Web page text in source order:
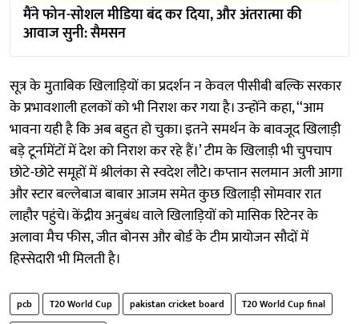
मैंने फोन-सोशल मीडिया बंद कर दिया, और अंतरात्मा की
आवाज सुनी: सैमसन
सूत्र के मुताबिक खिलाड़ियों का प्रदर्शन न केवल पीसीबी बल्कि सरकार
के प्रभावशाली हलकों को भी निराश कर गया है। उन्होंने कहा, ‘‘आम
भावना यही है कि अब बहुत हो चुका। इतने समर्थन के बावजूद खिलाड़ी
बड़े टूर्नामेंटों में देश को निराश कर रहे हैं।’ टीम के खिलाड़ी भी चुपचाप
छोटे-छोटे समूहों में श्रीलंका से स्वदेश लौटे। कप्तान सलमान अली आगा
और स्टार बल्लेबाज बाबार आजम समेत कुछ खिलाड़ी सोमवार रात
लाहौर पहुंचे। केंद्रीय अनुबंध वाले खिलाड़ियों को मासिक रिटेनर के
अलावा मैच फीस, जीत बोनस और बोर्ड के टीम प्रायोजन सौदों में
हिस्सेदारी भी मिलती है।
pcb T20 World Cup pakistan cricket board
T20 World Cup final